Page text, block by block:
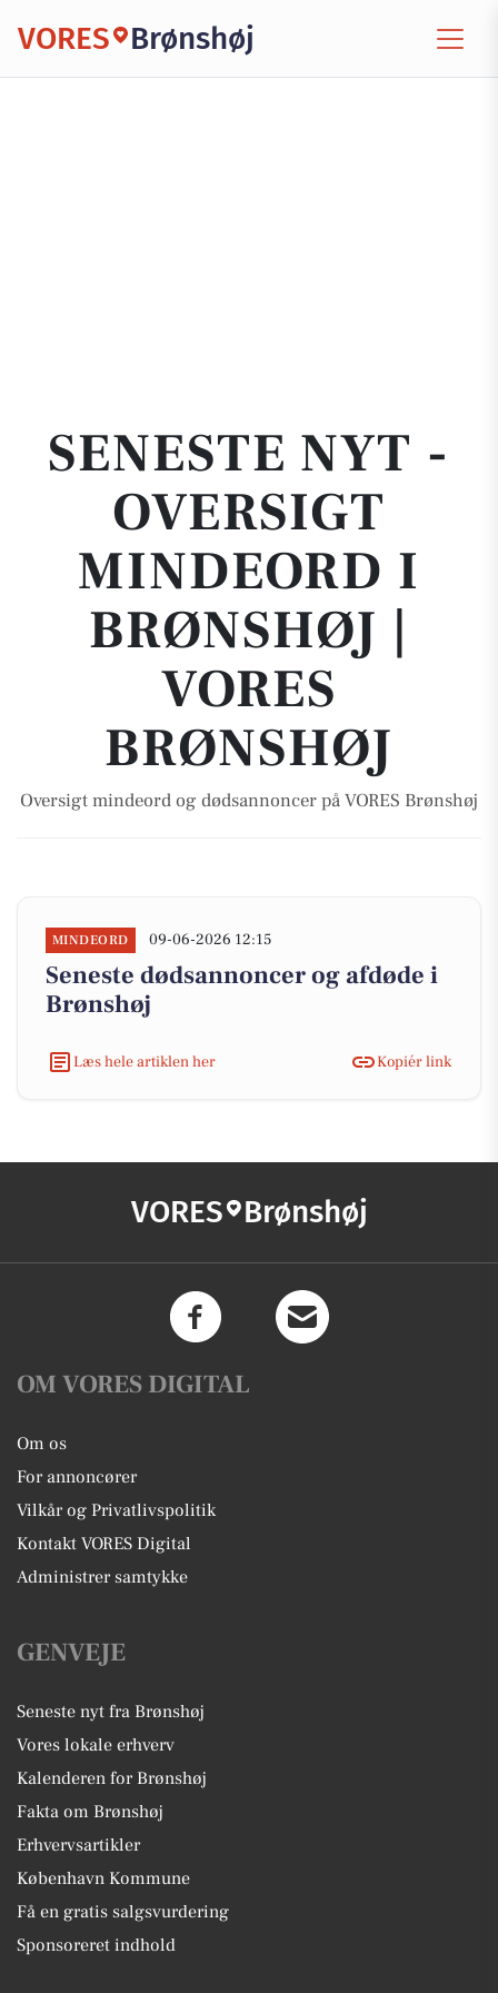
VORES Brønshøj
SENESTE NYT -
OVERSIGT
MINDEORD I
BRØNSHØJ |
VORES
BRØNSHØJ
Oversigt mindeord og dødsannoncer på VORES Brønshøj
MINDEORD 09-06-2026 12:15
Seneste dødsannoncer og afdøde i
Brønshøj
Læs hele artiklen her Kopiér link
VORES Brønshøj
OM VORES DIGITAL
Om os
For annoncører
Vilkår og Privatlivspolitik
Kontakt VORES Digital
Administrer samtykke
GENVEJE
Seneste nyt fra Brønshøj
Vores lokale erhverv
Kalenderen for Brønshøj
Fakta om Brønshøj
Erhvervsartikler
København Kommune
Få en gratis salgsvurdering
Sponsoreret indhold